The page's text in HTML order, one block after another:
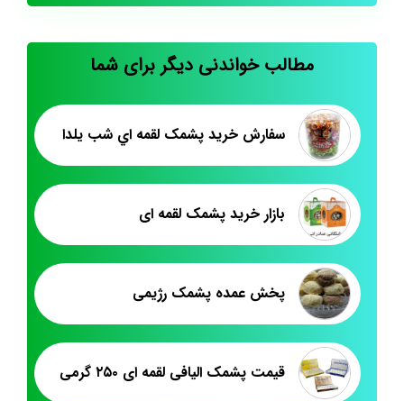
مطالب خواندنی دیگر برای شما
سفارش خريد پشمک لقمه اي شب يلدا
بازار خرید پشمک لقمه ای
پخش عمده پشمک رژیمی
قیمت پشمک الیافی لقمه ای ۲۵۰ گرمی